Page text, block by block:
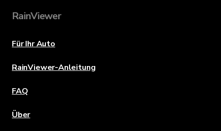
RainViewer
Für Ihr Auto
RainViewer-Anleitung
FAQ
Über